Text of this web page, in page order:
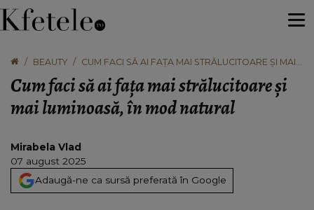
BEAUTY
CUM FACI SĂ AI FAȚA MAI STRĂLUCITOARE ȘI MAI
Cum faci să ai fața mai strălucitoare și
mai luminoasă, în mod natural
Mirabela Vlad
07 august 2025
Adaugă-ne ca sursă preferată în Google